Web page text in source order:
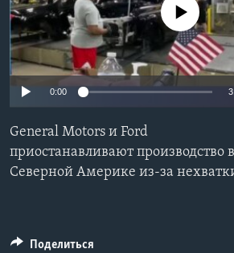
Learning English
СОЦИАЛЬНЫЕ СЕТИ
Языки
No media source
0:00
General Motors и Ford
приостанавливают производство в
Северной Америке из-за
Поделиться